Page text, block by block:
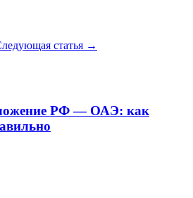
статья →
РФ — ОАЭ: как